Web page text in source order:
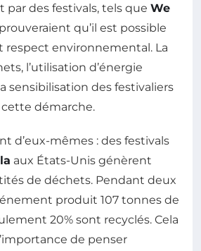
par des festivals, tels que We
qu’il est possible
respect environnemental. La
l’utilisation d’énergie
sensibilisation des festivaliers
démarche.
d’eux-mêmes : des festivals
aux États-Unis génèrent
de déchets. Pendant deux
produit 107 tonnes de
20% sont recyclés. Cela
de penser